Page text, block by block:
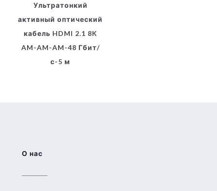
Ультратонкий
активный оптический
кабель HDMI 2.1 8K
AM-AM-AM-48 Гбит/
с-5 м
О нас